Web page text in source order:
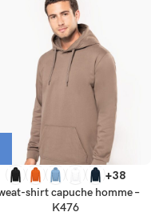
+38
shirt capuche homme –
K476